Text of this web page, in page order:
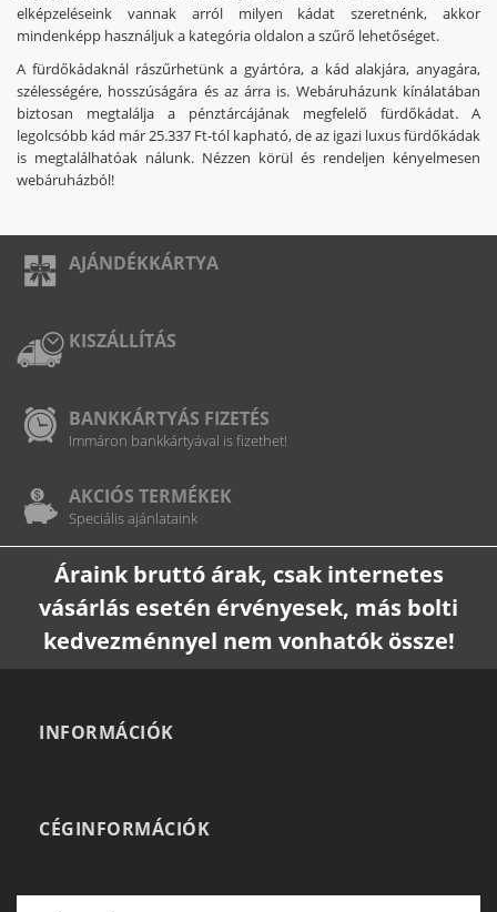
elképzeléseink vannak arról milyen kádat szeretnénk, akkor
mindenképp használjuk a kategória oldalon a szűrő lehetőséget.
A fürdőkádaknál rászűrhetünk a gyártóra, a kád alakjára, anyagára,
szélességére, hosszúságára és az árra is. Webáruházunk kínálatában
biztosan megtalálja a pénztárcájának megfelelő fürdőkádat. A
legolcsóbb kád már 25.337 Ft-tól kapható, de az igazi luxus fürdőkádak
is megtalálhatóak nálunk. Nézzen körül és rendeljen kényelmesen
webáruházból!
AJÁNDÉKKÁRTYA
KISZÁLLÍTÁS
BANKKÁRTYÁS FIZETÉS
Immáron bankkártyával is fizethet!
AKCIÓS TERMÉKEK
Speciális ajánlataink
Áraink bruttó árak, csak internetes
vásárlás esetén érvényesek, más bolti
kedvezménnyel nem vonhatók össze!
INFORMÁCIÓK
CÉGINFORMÁCIÓK